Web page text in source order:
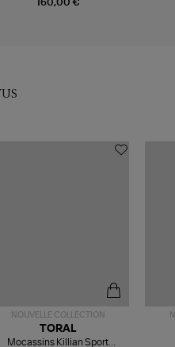
160,00 €
NOUVELLE COLLECTION
TORAL
Mocassins Killian Sport